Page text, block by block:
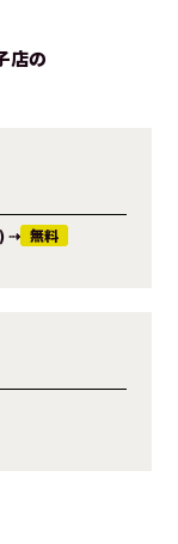
店の
⇢ 無料